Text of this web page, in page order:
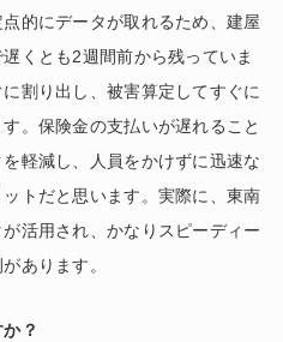
的にデータが取れるため、建屋
くとも2週間前から残っていま
割り出し、被害算定してすぐに
。保険金の支払いが遅れること
軽減し、人員をかけずに迅速な
トだと思います。実際に、東南
活用され、かなりスピーディー
あります。
？